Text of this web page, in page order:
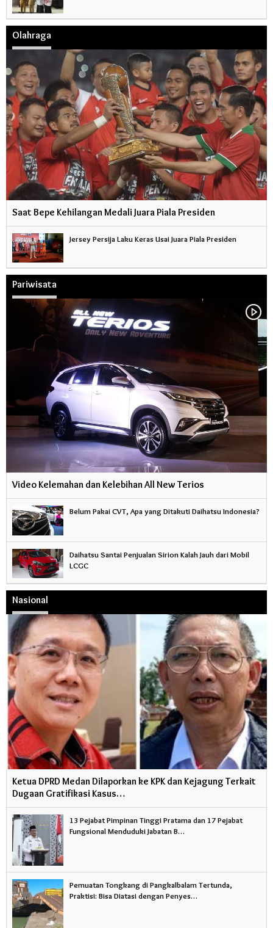
Olahraga
Saat Bepe Kehilangan Medali Juara Piala Presiden
Jersey Persija Laku Keras Usai Juara Piala Presiden
Pariwisata
Video Kelemahan dan Kelebihan All New Terios
Belum Pakai CVT, Apa yang Ditakuti Daihatsu Indonesia?
Daihatsu Santai Penjualan Sirion Kalah Jauh dari Mobil
LCGC
Nasional
Ketua DPRD Medan Dilaporkan ke KPK dan Kejagung Terkait
Dugaan Gratifikasi Kasus…
13 Pejabat Pimpinan Tinggi Pratama dan 17 Pejabat
Fungsional Menduduki Jabatan B…
Pemuatan Tongkang di Pangkalbalam Tertunda,
Praktisi: Bisa Diatasi dengan Penyes…